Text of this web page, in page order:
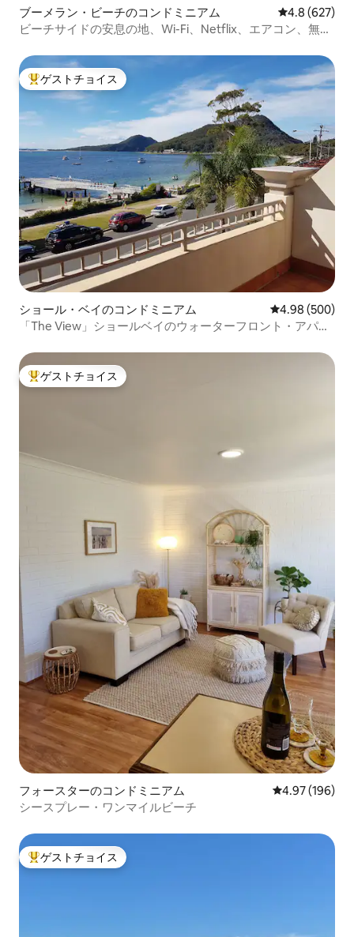
ブーメラン・ビーチのコンドミニアム レビュー627
4.8 (627)
ビーチサイドの安息の地、Wi-Fi、Netflix、エアコン、無料
大好評のゲストチョイスです。
ゲストチョイス
ショール・ベイのコンドミニアム レビュー500
4.98 (500)
「The View」ショールベイのウォーターフロント・アパー
大好評のゲストチョイスです。
ゲストチョイス
フォースターのコンドミニアム レビュー196
4.97 (196)
シースプレー・ワンマイルビーチ
大好評のゲストチョイスです。
ゲストチョイス